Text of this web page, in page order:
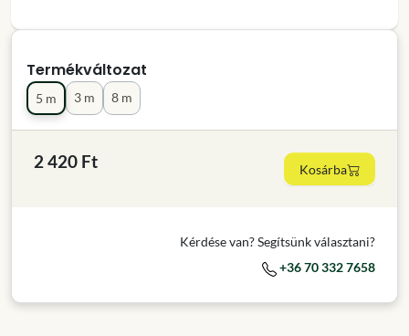
Termékváltozat
3 m
5 m 8 m
2 420 Ft Kosárba
Kérdése van? Segítsünk választani?
+36 70 332 7658